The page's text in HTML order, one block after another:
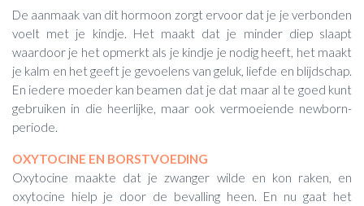
De aanmaak van dit hormoon zorgt ervoor dat je je verbonden
voelt met je kindje. Het maakt dat je minder diep slaapt
waardoor je het opmerkt als je kindje je nodig heeft, het maakt
je kalm en het geeft je gevoelens van geluk, liefde en blijdschap.
En iedere moeder kan beamen dat je dat maar al te goed kunt
gebruiken in die heerlijke, maar ook vermoeiende newborn-
periode.
OXYTOCINE EN BORSTVOEDING
Oxytocine maakte dat je zwanger wilde en kon raken, en
oxytocine hielp je door de bevalling heen. En nu gaat het